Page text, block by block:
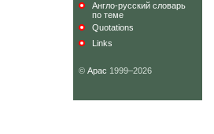
Англо-русский словарь
по теме
Quotations
Links
© Арас 1999–2026